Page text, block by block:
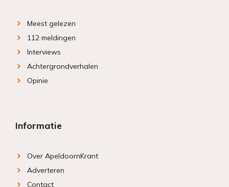
Meest gelezen
112 meldingen
Interviews
Achtergrondverhalen
Opinie
Informatie
Over ApeldoornKrant
Adverteren
Contact